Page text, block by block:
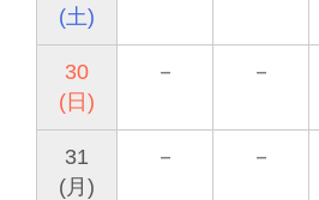
(土)
30
(日)
－ －
31
(月)
－ －